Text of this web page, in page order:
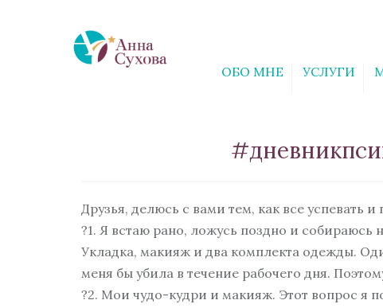
ОБО МНЕ УСЛУГИ
Друзья, делюсь с вами тем, как все успевать
?1. Я встаю рано, ложусь поздно и собираюсь
Укладка, макияж и два комплекта одежды.
меня бы убила в течение рабочего дня.
?2. Мои чудо-кудри и макияж. Этот вопрос я